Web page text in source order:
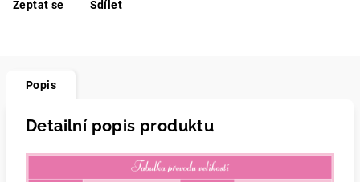
Zeptat se Sdílet
Popis
Detailní popis produktu